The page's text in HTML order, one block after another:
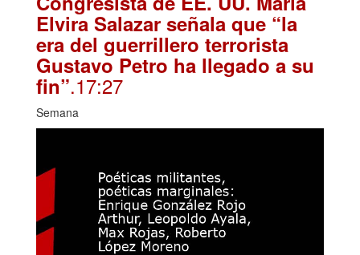
Elvira Salazar señala que “la
era del guerrillero terrorista
Gustavo Petro ha llegado a su
fin”.17:27
Semana